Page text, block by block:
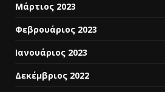
Μάρτιος 2023
Φεβρουάριος 2023
Ιανουάριος 2023
Δεκέμβριος 2022